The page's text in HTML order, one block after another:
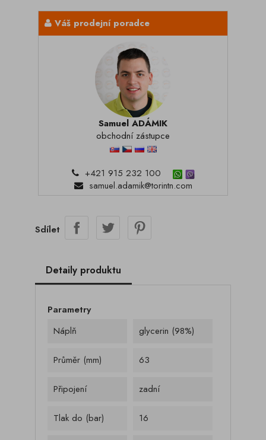
Váš prodejní poradce
Samuel ADÁMIK
obchodní zástupce
+421 915 232 100
samuel.adamik@torintn.com
Sdílet
Detaily produktu
Parametry
Náplň
glycerin (98%)
Průměr (mm) 63
Připojení zadní
Tlak do (bar) 16